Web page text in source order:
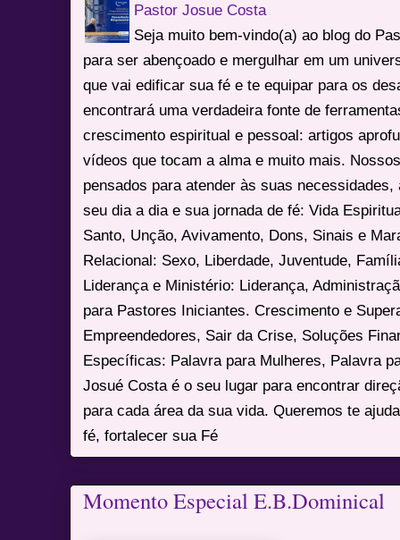
Pastor Josue Costa
Seja muito bem-vindo(a) ao blog do
para ser abençoado e mergulhar em um
que vai edificar sua fé e te equipar para os
encontrará uma verdadeira fonte de
crescimento espiritual e pessoal: artigos
vídeos que tocam a alma e muito mais.
pensados para atender às suas
seu dia a dia e sua jornada de fé: Vida
Santo, Unção, Avivamento, Dons, Sinais e
Relacional: Sexo, Liberdade, Juventude,
Liderança e Ministério: Liderança,
para Pastores Iniciantes. Crescimento e
Empreendedores, Sair da Crise, Soluções
Específicas: Palavra para Mulheres, Palavra
Josué Costa é o seu lugar para encontrar
para cada área da sua vida. Queremos te
fé, fortalecer sua Fé
Momento Especial E.B.Dominical